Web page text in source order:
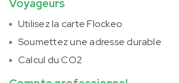
Voyageurs
Utilisez la carte Flockeo
Soumettez une adresse durable
Calcul du CO2